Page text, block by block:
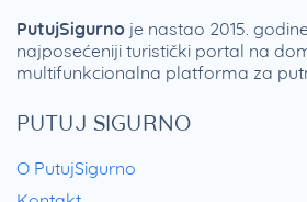
PUTUJ SIGURNO
O PutujSigurno
PutujSigurno je nastao 2015.
najposećeniji turistički portal na
multifunkcionalna platforma za